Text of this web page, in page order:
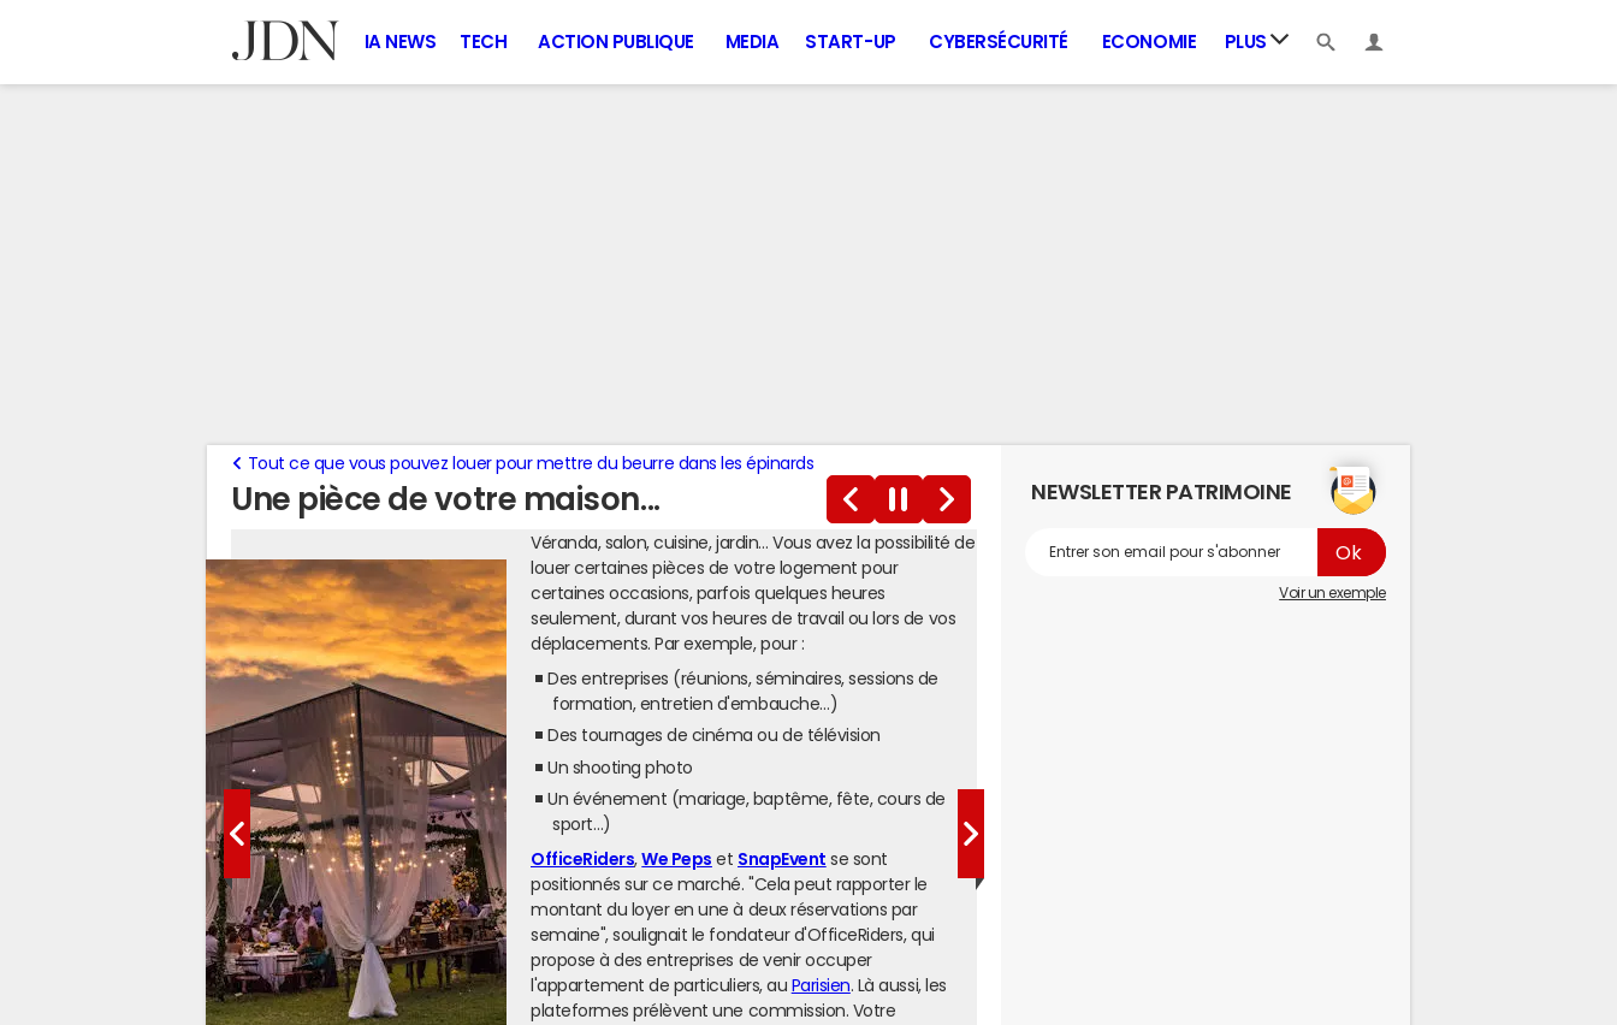
IA NEWS TECH ACTION PUBLIQUE MEDIA START-UP CYBERSÉCURITÉ ECONOMIE PLUS
Une pièce de votre maison...
Tout ce que vous pouvez louer pour mettre du beurre dans les épinards
Véranda, salon, cuisine, jardin… Vous avez la possibilité de
louer certaines pièces de votre logement pour
certaines occasions, parfois quelques heures
seulement, durant vos heures de travail ou lors de vos
déplacements. Par exemple, pour :
Des entreprises (réunions, séminaires, sessions de
formation, entretien d'embauche…)
Des tournages de cinéma ou de télévision
Un shooting photo
Un événement (mariage, baptême, fête, cours de
sport…)
OfficeRiders ,We Peps et SnapEvent se sont
positionnés sur ce marché. "Cela peut rapporter le
montant du loyer en une à deux réservations par
semaine", soulignait le fondateur d'OfficeRiders, qui
propose à des entreprises de venir occuper
l'appartement de particuliers, au Parisien . Là aussi, les
plateformes prélèvent une commission. Votre
NEWSLETTER PATRIMOINE
Voir un exemple